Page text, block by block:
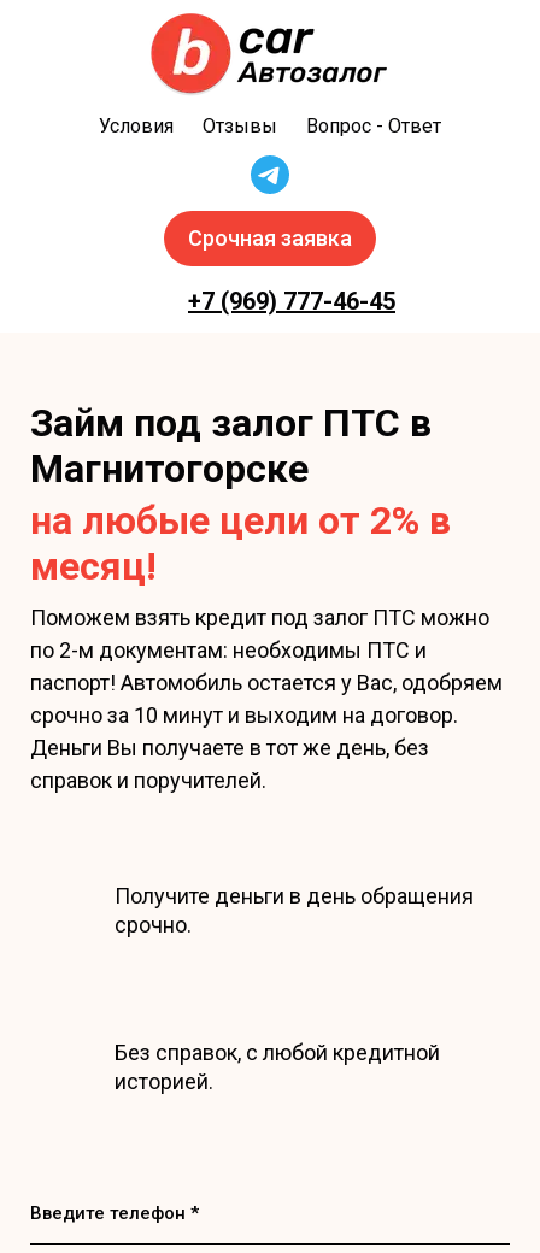
Условия Отзывы Вопрос - Ответ
Срочная заявка
+7 (969) 777-46-45
Займ под залог ПТС в
Магнитогорске
на любые цели от 2% в
месяц!
Поможем взять кредит под залог ПТС можно
по 2-м документам: необходимы ПТС и
паспорт! Автомобиль остается у Вас, одобряем
срочно за 10 минут и выходим на договор.
Деньги Вы получаете в тот же день, без
справок и поручителей.
Получите деньги в день обращения
срочно.
Без справок, с любой кредитной
историей.
Введите телефон *